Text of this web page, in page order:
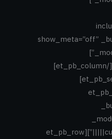
show_meta=”off”
_module_preset=”default”]
[/et_pb_post_slider][/et_pb_column]
[/et_pb_row][/et_pb_section]
custom_margin=”54px|||||”][et_pb_row